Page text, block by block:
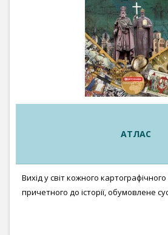
АТЛАС
Вихід у світ кожного
причетного до історії, обумовлене